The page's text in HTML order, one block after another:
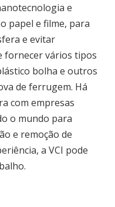
e
papel e filme, para
e evitar
fornecer vários tipos
bolha e outros
de ferrugem. Há
com empresas
o mundo para
e remoção de
a VCI pode